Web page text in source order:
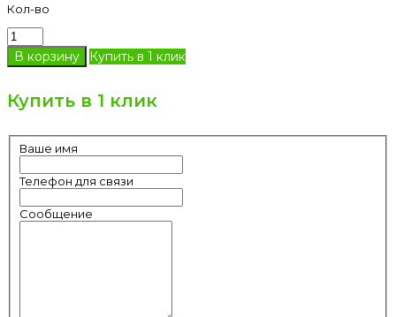
Кол-во
Купить в 1 клик
Купить в 1 клик
Ваше имя
Телефон для связи
Сообщение